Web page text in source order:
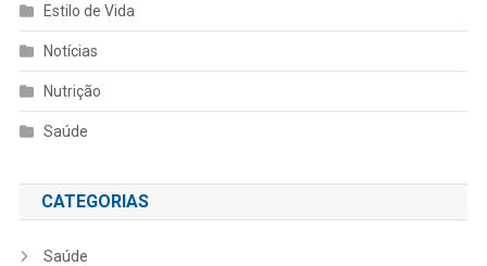
Estilo de Vida
Notícias
Nutrição
Saúde
CATEGORIAS
Saúde